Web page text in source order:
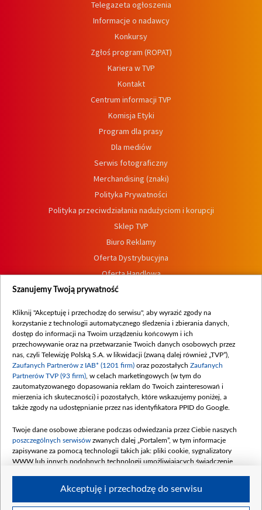
Telegazeta ogłoszenia
Informacje o nadawcy
Konkursy
Zgłoś program (ROPAT)
Kariera w TVP
Kontakt
Centrum informacji TVP
Komisja Etyki
Program dla prasy
Dla mediów
Serwis fotograficzny
Merchandising (znaki)
Polityka Prywatności
Polityka przeciwdziałania nadużyciom i korupcji
Sklep TVP
Biuro Reklamy
Oferta Dystrybucyjna
Oferta Handlowa
Dostępność
Procedura zgłoszeń wewnętrznych
Szanujemy Twoją prywatność
Kliknij "Akceptuję i przechodzę do serwisu", aby wyrazić zgody na
korzystanie z technologii automatycznego śledzenia i zbierania danych,
dostęp do informacji na Twoim urządzeniu końcowym i ich
przechowywanie oraz na przetwarzanie Twoich danych osobowych przez
nas, czyli Telewizję Polską S.A. w likwidacji (zwaną dalej również „TVP”),
Zaufanych Partnerów z IAB* (1201 firm) oraz pozostałych Zaufanych
Partnerów TVP (93 firm) , w celach marketingowych (w tym do
zautomatyzowanego dopasowania reklam do Twoich zainteresowań i
mierzenia ich skuteczności) i pozostałych, które wskazujemy poniżej, a
także zgody na udostępnianie przez nas identyfikatora PPID do Google.
Twoje dane osobowe zbierane podczas odwiedzania przez Ciebie naszych
poszczególnych serwisów zwanych dalej „Portalem”, w tym informacje
zapisywane za pomocą technologii takich jak: pliki cookie, sygnalizatory
WWW lub innych podobnych technologii umożliwiających świadczenie
Akceptuję i przechodzę do serwisu